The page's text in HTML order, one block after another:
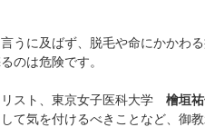
うに及ばず、脱毛や命にかかわ
のは危険です。
スト、東京女子医科大学 檜垣
して気を付けるべきことなど、御